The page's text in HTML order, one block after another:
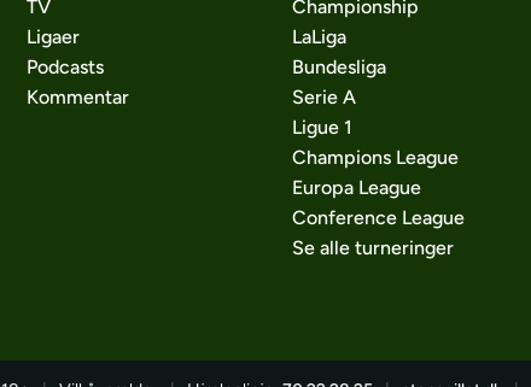
TV
Ligaer
Podcasts
Kommentar
Championship
LaLiga
Bundesliga
Serie A
Ligue 1
Champions League
Europa League
Conference League
Se alle turneringer